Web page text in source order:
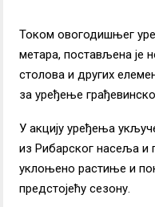
Током овогодишњег
метара, постављена је
столова и других
за уређење
У акцију уређења
из Рибарског насеља и
уклоњено растиње и
предстојећу сезону.